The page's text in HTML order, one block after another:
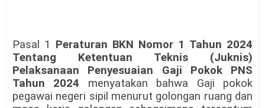
Pasal 1 Peraturan BKN Nomor 1 Tahun 2024
Tentang Ketentuan Teknis (Juknis)
Pelaksanaan Penyesuaian Gaji Pokok PNS
Tahun 2024 menyatakan bahwa Gaji pokok
pegawai negeri sipil menurut golongan ruang dan